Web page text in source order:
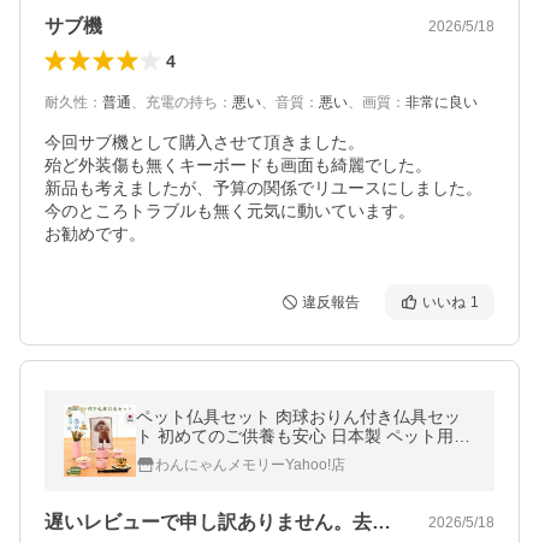
サブ機 2026/5/18
4
耐久性 ： 普通、 充電の持ち ： 悪い、 音質 ： 悪い、 画質 ： 非常に良い
今回サブ機として購入させて頂きました。
殆ど外装傷も無くキーボードも画面も綺麗でした。
新品も考えましたが、予算の関係でリユースにしました。
今のところトラブルも無く元気に動いています。
お勧めです。
違反報告 いいね 1
ペット仏具セット 肉球おりん付き仏具セッ
ト 初めてのご供養も安心 日本製 ペット用仏
具 かわいい ピンク ブルー
わんにゃんメモリーYahoo!店
遅いレビューで申し訳ありません。去年末… 2026/5/18